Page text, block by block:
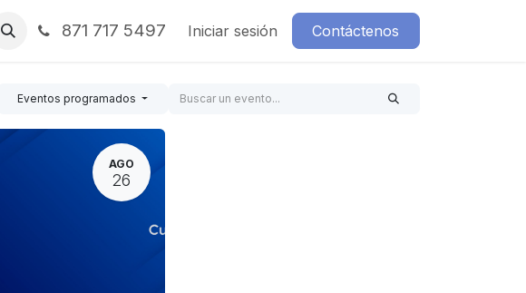
Contáctenos871 717 5497 Iniciar sesión Contáctenos
Eventos programados
AGO
26